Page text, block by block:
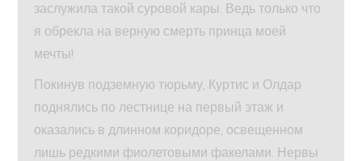
заслужила такой суровой кары. Ведь только что
я обрекла на верную смерть принца моей
мечты!
Покинув подземную тюрьму, Куртис и Олдар
поднялись по лестнице на первый этаж и
оказались в длинном коридоре, освещенном
лишь редкими фиолетовыми факелами. Нервы